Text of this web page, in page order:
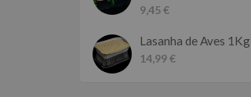
9,45 €
Lasanha de Aves 1Kg
14,99 €